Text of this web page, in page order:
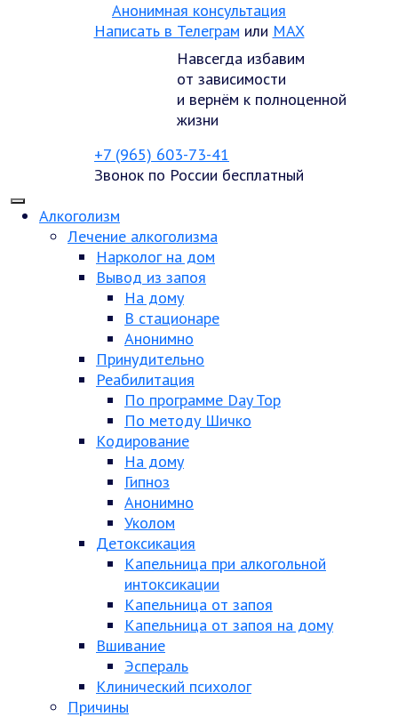
Анонимная консультация
Написать в Телеграм или MAX
Навсегда избавим
от зависимости
и вернём к полноценной
жизни
+7 (965) 603-73-41
Звонок по России бесплатный
Алкоголизм
Лечение алкоголизма
Нарколог на дом
Вывод из запоя
На дому
В стационаре
Анонимно
Принудительно
Реабилитация
По программе Day Top
По методу Шичко
Кодирование
На дому
Гипноз
Анонимно
Уколом
Детоксикация
Капельница при алкогольной
интоксикации
Капельница от запоя
Капельница от запоя на дому
Вшивание
Эспераль
Клинический психолог
Причины